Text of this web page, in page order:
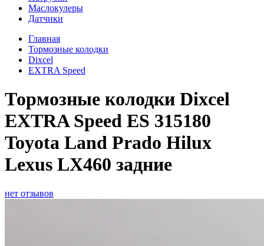
Маслокулеры
Датчики
Главная
Тормозные колодки
Dixcel
EXTRA Speed
Тормозные колодки Dixcel
EXTRA Speed ES 315180
Toyota Land Prado Hilux
Lexus LX460 задние
нет отзывов